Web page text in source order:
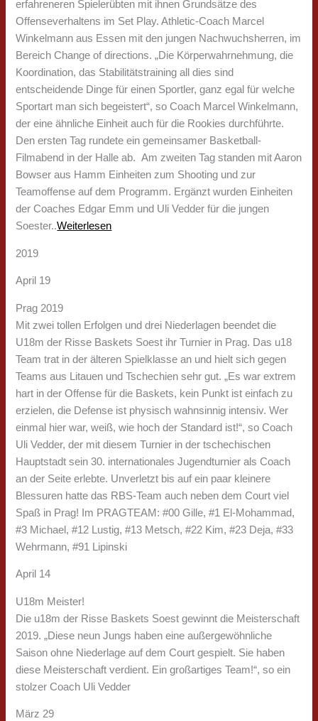
erfahreneren Spielerübten mit ihnen Grundsätze des
Offenseverhaltens im Set Play. Athletic-Coach Marcel
Winkelmann aus Essen mit den jungen Nachwuchsherren, im
Bereich Change of directions. „Die Körperwahrnehmung, die
Koordination, das Stabilitätstraining all dies sind
entscheidende Dinge für einen Sportler, ganz egal für welche
Sportart man sich begeistert“, so Coach Marcel Winkelmann,
der eine ähnliche Einheit auch für die Rookies durchführte.
Den ersten Tag rundete ein gemeinsamer Basketball-
Filmabend in der Halle ab. Am zweiten Tag standen mit Aaron
Bowser aus Hamm Einheiten zum Shooting und zur
Teamoffense auf dem Programm. Ergänzt wurden Einheiten
der Coaches Edgar Emm und Uli Vedder für die jungen
Soester..Weiterlesen
2019
April 19
Prag 2019
Mit zwei tollen Erfolgen und drei Niederlagen beendet die
U18m der Risse Baskets Soest ihr Turnier in Prag. Das u18
Team trat in der älteren Spielklasse an und hielt sich gegen
Teams aus Litauen und Tschechien sehr gut. „Es war extrem
hart in der Offense für die Baskets, kein Punkt ist einfach zu
erzielen, die Defense ist physisch wahnsinnig intensiv. Wer
einmal hier war, weiß, wie hoch der Standard ist!“, so Coach
Uli Vedder, der mit diesem Turnier in der tschechischen
Hauptstadt sein 30. internationales Jugendturnier als Coach
an der Seite erlebte. Unverletzt bis auf ein paar kleinere
Blessuren hatte das RBS-Team auch neben dem Court viel
Spaß in Prag! Im PRAGTEAM: #00 Gille, #1 El-Mohammad,
#3 Michael, #12 Lustig, #13 Metsch, #22 Kim, #23 Deja, #33
Wehrmann, #91 Lipinski
April 14
U18m Meister!
Die u18m der Risse Baskets Soest gewinnt die Meisterschaft
2019. „Diese neun Jungs haben eine außergewöhnliche
Saison ohne Niederlage auf dem Court gespielt. Sie haben
diese Meisterschaft verdient. Ein großartiges Team!“, so ein
stolzer Coach Uli Vedder
März 29